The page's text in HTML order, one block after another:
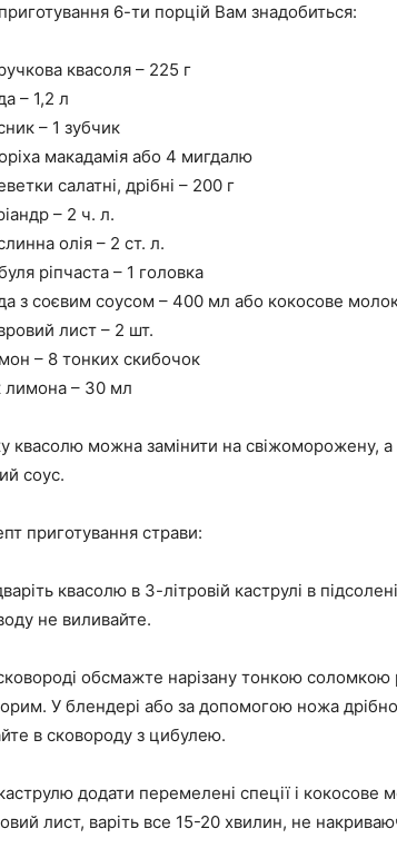
6-ти порцій Вам знадобиться:
квасоля – 225 г
– 1,2 л
– 1 зубчик
макадамія або 4 мигдалю
салатні, дрібні – 200 г
– 2 ч. л.
олія – 2 ст. л.
ріпчаста – 1 головка
з соєвим соусом – 400 мл або кокосове
лист – 2 шт.
– 8 тонких скибочок
лимона – 30 мл
квасолю можна замінити на свіжоморожену, а
соус.
приготування страви:
квасолю в 3-літровій каструлі в
не виливайте.
обсмажте нарізану тонкою соломкою
У блендері або за допомогою ножа дрібно
в сковороду з цибулею.
додати перемелені спеції і кокосове
лист, варіть все 15-20 хвилин, не